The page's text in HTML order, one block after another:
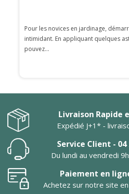
Pour les novices en jardinage,
intimidant. En appliquant quelques
pouvez...
Livraison Rapide
Expédié J+1* -
Service Client - 04
Du lundi au vendredi
Paiement en
Achetez sur notre site